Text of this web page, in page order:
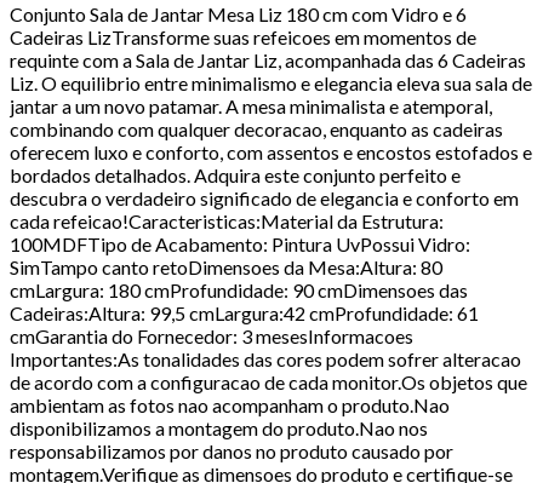
Conjunto Sala de Jantar Mesa Liz 180 cm com Vidro e 6
Cadeiras LizTransforme suas refeicoes em momentos de
requinte com a Sala de Jantar Liz, acompanhada das 6 Cadeiras
Liz. O equilibrio entre minimalismo e elegancia eleva sua sala de
jantar a um novo patamar. A mesa minimalista e atemporal,
combinando com qualquer decoracao, enquanto as cadeiras
oferecem luxo e conforto, com assentos e encostos estofados e
bordados detalhados. Adquira este conjunto perfeito e
descubra o verdadeiro significado de elegancia e conforto em
cada refeicao!Caracteristicas:Material da Estrutura:
100MDFTipo de Acabamento: Pintura UvPossui Vidro:
SimTampo canto retoDimensoes da Mesa:Altura: 80
cmLargura: 180 cmProfundidade: 90 cmDimensoes das
Cadeiras:Altura: 99,5 cmLargura:42 cmProfundidade: 61
cmGarantia do Fornecedor: 3 mesesInformacoes
Importantes:As tonalidades das cores podem sofrer alteracao
de acordo com a configuracao de cada monitor.Os objetos que
ambientam as fotos nao acompanham o produto.Nao
disponibilizamos a montagem do produto.Nao nos
responsabilizamos por danos no produto causado por
montagem.Verifique as dimensoes do produto e certifique-se